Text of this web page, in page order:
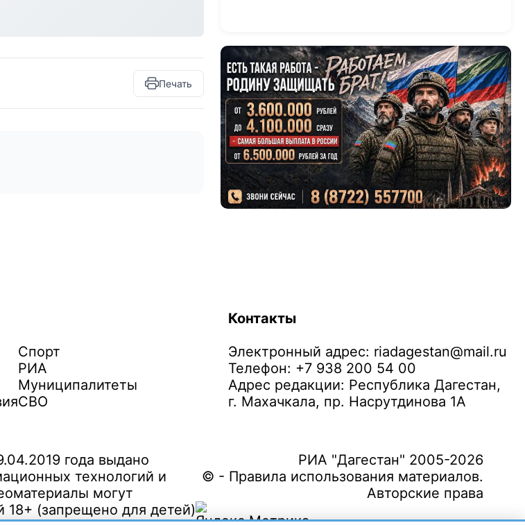
Печать
Спорт
РИА
Муниципалитеты
СВО
Контакты
Электронный адрес: riadagestan@mail.ru
Телефон: +7 938 200 54 00
Адрес редакции: Республика Дагестан,
г. Махачкала, пр. Насрутдинова 1А
года выдано
технологий и
могут
(запрещено для детей)
РИА "Дагестан" 2005-2026
© - Правила использования материалов.
Авторские права